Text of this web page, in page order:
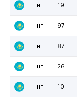
нп 19
нп 97
нп 87
нп 26
нп 10